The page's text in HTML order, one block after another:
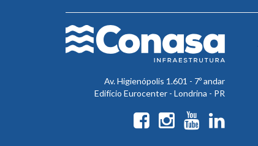
rodapé
Av. Higienópolis 1.601 - 7º andar
Edifício Eurocenter - Londrina - PR